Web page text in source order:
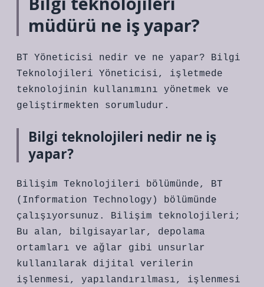
müdürü ne iş yapar?
BT Yöneticisi nedir ve ne yapar? Bilgi
Teknolojileri Yöneticisi, işletmede
teknolojinin kullanımını yönetmek ve
geliştirmekten sorumludur.
Bilgi teknolojileri nedir ne iş
yapar?
Bilişim Teknolojileri bölümünde, BT
(Information Technology) bölümünde
çalışıyorsunuz. Bilişim teknolojileri;
Bu alan, bilgisayarlar, depolama
ortamları ve ağlar gibi unsurlar
kullanılarak dijital verilerin
işlenmesi, yapılandırılması, işlenmesi